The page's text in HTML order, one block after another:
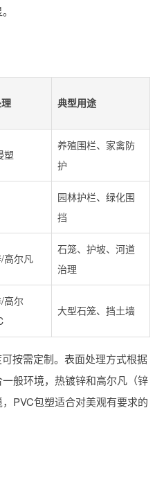
典型用途
塑
养殖围栏、家禽防
护
园林护栏、绿化围
挡
高尔凡
石笼、护坡、河道
治理
高尔
大型石笼、挡土墙
按需定制。表面处理方式根据
般环境，热镀锌和高尔凡（锌
PVC包塑适合对美观有要求的